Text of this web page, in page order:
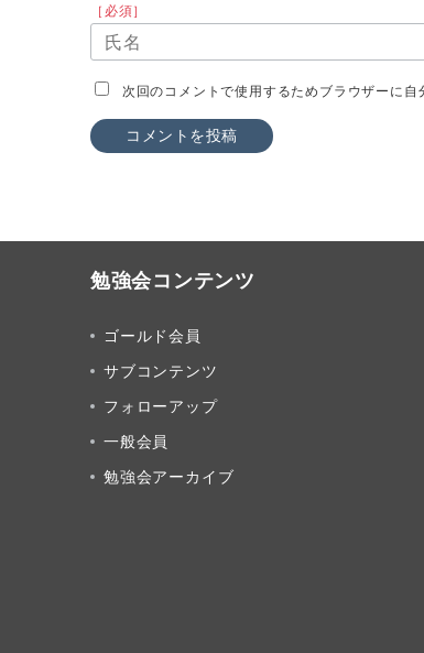
［必須］
次回のコメントで使用するためブラウザーに
勉強会コンテンツ
ゴールド会員
サブコンテンツ
フォローアップ
一般会員
勉強会アーカイブ